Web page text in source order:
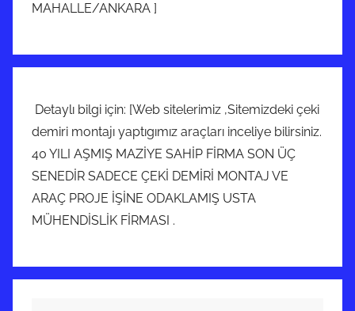
MAHALLE/ANKARA ]
Detaylı bilgi için: [Web sitelerimiz ,Sitemizdeki çeki
demiri montajı yaptıgımız araçları inceliye bilirsiniz.
40 YILI AŞMIŞ MAZİYE SAHİP FİRMA SON ÜÇ
SENEDİR SADECE ÇEKİ DEMİRİ MONTAJ VE
ARAÇ PROJE İŞİNE ODAKLAMIŞ USTA
MÜHENDİSLİK FİRMASI .